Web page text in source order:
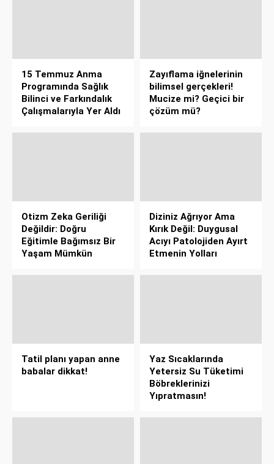
15 Temmuz Anma
Programında Sağlık
Bilinci ve Farkındalık
Çalışmalarıyla Yer Aldı
Zayıflama iğnelerinin
bilimsel gerçekleri!
Mucize mi? Geçici bir
çözüm mü?
Otizm Zeka Geriliği
Değildir: Doğru
Eğitimle Bağımsız Bir
Yaşam Mümkün
Diziniz Ağrıyor Ama
Kırık Değil: Duygusal
Acıyı Patolojiden Ayırt
Etmenin Yolları
Tatil planı yapan anne
babalar dikkat!
Yaz Sıcaklarında
Yetersiz Su Tüketimi
Böbreklerinizi
Yıpratmasın!